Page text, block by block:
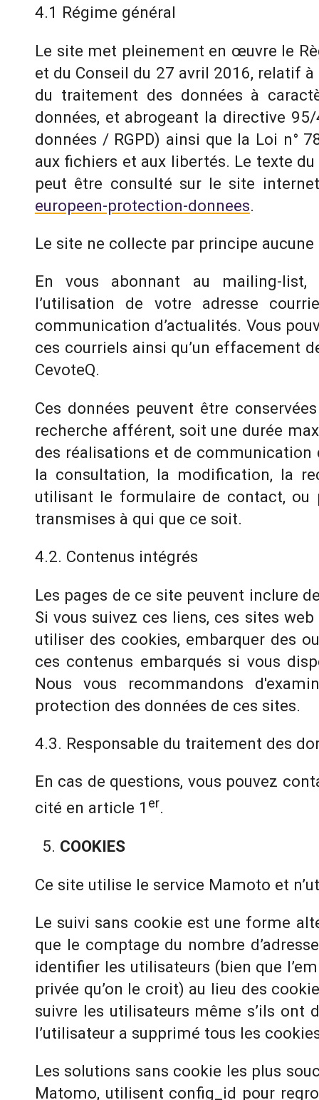
4.1 Régime général
Le site met pleinement en œuvre le
et du Conseil du 27 avril 2016, relatif
du traitement des données à
données, et abrogeant la directive
données / RGPD) ainsi que la Loi n°
aux fichiers et aux libertés. Le texte
peut être consulté sur le site
europeen-protection-donnees.
Le site ne collecte par principe
En vous abonnant au mailing-list,
l’utilisation de votre adresse
communication d’actualités. Vous
ces courriels ainsi qu’un effacement
CevoteQ.
Ces données peuvent être
recherche afférent, soit une durée
des réalisations et de
la consultation, la modification, la
utilisant le formulaire de contact, ou
transmises à qui que ce soit.
4.2. Contenus intégrés
Les pages de ce site peuvent inclure
Si vous suivez ces liens, ces sites
utiliser des cookies, embarquer des
ces contenus embarqués si vous
Nous vous recommandons
protection des données de ces sites.
4.3. Responsable du traitement des
En cas de questions, vous pouvez
cité en article 1 er.
COOKIES
Ce site utilise le service Mamoto et
Le suivi sans cookie est une forme
que le comptage du nombre
identifier les utilisateurs (bien que
privée qu’on le croit) au lieu des
suivre les utilisateurs même s’ils ont
l’utilisateur a supprimé tous les
Les solutions sans cookie les plus
Matomo, utilisent config_id pour